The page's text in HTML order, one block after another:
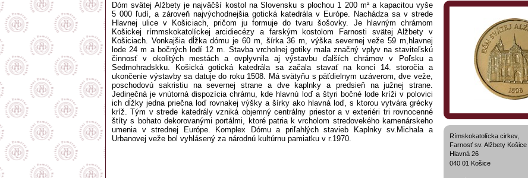
Rímskokatolícka cirkev,
Farnosť sv. Alžbety Košice
Hlavná 26
040 01 Košice
Dóm svätej Alžbety je najväčší kostol na Slovensku s plochou 1 200 m² a kapacitou vyše
5 000 ľudí, a zároveň najvýchodnejšia gotická katedrála v Európe. Nachádza sa v strede
Hlavnej ulice v Košiciach, pričom ju formuje do tvaru šošovky. Je hlavným chrámom
Košickej rímmskokatolíckej arcidiecézy a farským kostolom Farnosti svätej Alžbety v
Košiciach. Vonkajšia dĺžka dómu je 60 m, šírka 36 m, výška severnej veže 59 m,hlavnej
lode 24 m a bočných lodí 12 m. Stavba vrcholnej gotiky mala značný vplyv na staviteľskú
činnosť v okolitých mestách a ovplyvnila aj výstavbu ďalších chrámov v Poľsku a
Sedmohradskku. Košická gotická katedrála sa začala stavať na konci 14. storočia a
ukončenie výstavby sa datuje do roku 1508. Má svätyňu s päťdielnym uzáverom, dve veže,
poschodovú sakristiu na severnej strane a dve kaplnky a predsieň na južnej strane.
Jedinečná je vnútorná dispozícia chrámu, kde hlavnú loď a štyri bočné lode kríži v polovici
ich dĺžky jedna priečna loď rovnakej výšky a šírky ako hlavná loď, s ktorou vytvára grécky
kríž. Tým v strede katedrály vzniká objemný centrálny priestor a v exteriéri tri rovnocenné
štíty s bohato dekorovanými portálmi, ktoré patria k vrcholom stredovekého kamenárskeho
umenia v strednej Európe. Komplex Dómu a priľahlých stavieb Kaplnky sv.Michala a
Urbanovej veže bol vyhlásený za národnú kultúrnu pamiatku v r.1970.